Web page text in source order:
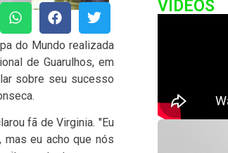
do Mundo realizada
de Guarulhos, em
sobre seu sucesso
fã de Virginia. "Eu
eu acho que nós
VIDEOS